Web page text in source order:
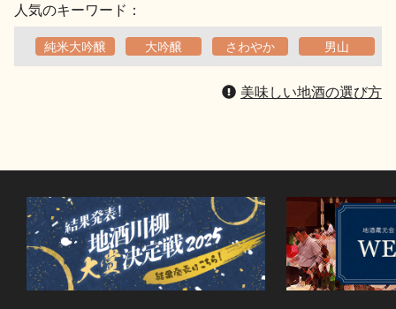
人気のキーワード：
純米大吟醸 大吟醸 さわやか 男山
美味しい地酒の選び方